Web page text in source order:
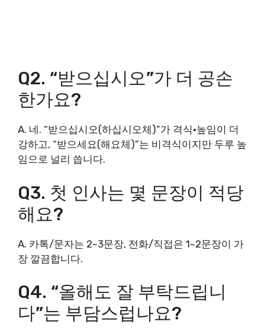
Q2. “받으십시오”가 더 공손
한가요?
A. 네. “받으십시오(하십시오체)”가 격식·높임이 더
강하고, “받으세요(해요체)”는 비격식이지만 두루 높
임으로 널리 씁니다.
Q3. 첫 인사는 몇 문장이 적당
해요?
A. 카톡/문자는 2~3문장, 전화/직접은 1~2문장이 가
장 깔끔합니다.
Q4. “올해도 잘 부탁드립니
다”는 부담스럽나요?